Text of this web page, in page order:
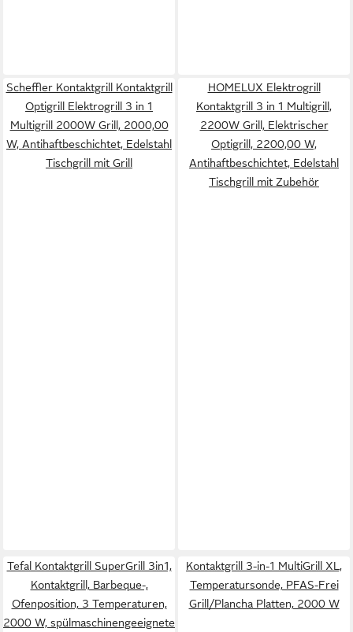
Scheffler Kontaktgrill Kontaktgrill
Optigrill Elektrogrill 3 in 1
Multigrill 2000W Grill, 2000,00
W, Antihaftbeschichtet, Edelstahl
Tischgrill mit Grill
HOMELUX Elektrogrill
Kontaktgrill 3 in 1 Multigrill,
2200W Grill, Elektrischer
Optigrill, 2200,00 W,
Antihaftbeschichtet, Edelstahl
Tischgrill mit Zubehör
Tefal Kontaktgrill SuperGrill 3in1,
Kontaktgrill, Barbeque-,
Ofenposition, 3 Temperaturen,
2000 W, spülmaschinengeeignete
Kontaktgrill 3-in-1 MultiGrill XL,
Temperatursonde, PFAS-Frei
Grill/Plancha Platten, 2000 W